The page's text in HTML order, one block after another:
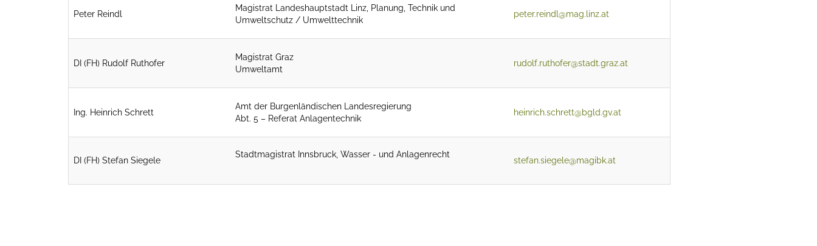
Peter Reindl
Magistrat Landeshauptstadt Linz, Planung, Technik und
Umweltschutz / Umwelttechnik
peter.reindl@mag.linz.at
DI (FH) Rudolf Ruthofer
Magistrat Graz
Umweltamt
rudolf.ruthofer@stadt.graz.at
Ing. Heinrich Schrett
Amt der Burgenländischen Landesregierung
Abt. 5 – Referat Anlagentechnik
heinrich.schrett@bgld.gv.at
DI (FH) Stefan Siegele
Stadtmagistrat Innsbruck, Wasser - und Anlagenrecht
stefan.siegele@magibk.at